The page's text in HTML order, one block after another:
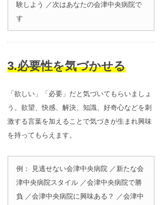
験しよう ／次はあなたの会津中央病院で
す
3.必要性を気づかせる
「欲しい」「必要」だと気づいてもらいましょ
う。欲望、快感、解決、知識、好奇心などを刺
激する言葉を加えることで気づきが生まれ興味
を持ってもらえます。
例： 見逃せない会津中央病院 ／新たな会
津中央病院スタイル ／会津中央病院で勝
負 ／会津中央病院に興味ある？ ／会津中